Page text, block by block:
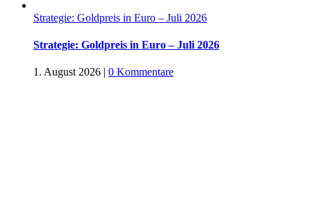
Strategie: Goldpreis in Euro – Juli 2026
Strategie: Goldpreis in Euro – Juli 2026
1. August 2026 | 0 Kommentare